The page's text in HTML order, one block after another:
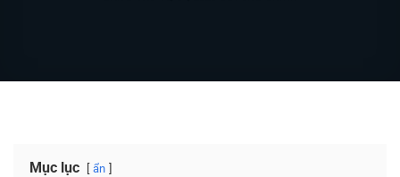
Mục lục ẩn